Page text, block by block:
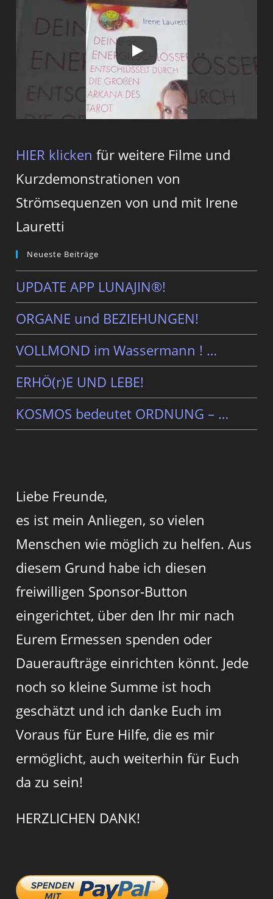
HIER klicken für weitere Filme und
Kurzdemonstrationen von
Strömsequenzen von und mit Irene
Lauretti
Neueste Beiträge
UPDATE APP LUNAJIN®!
ORGANE und BEZIEHUNGEN!
VOLLMOND im Wassermann ! …
ERHÖ(r)E UND LEBE!
KOSMOS bedeutet ORDNUNG – …
Liebe Freunde,
es ist mein Anliegen, so vielen
Menschen wie möglich zu helfen. Aus
diesem Grund habe ich diesen
freiwilligen Sponsor-Button
eingerichtet, über den Ihr mir nach
Eurem Ermessen spenden oder
Daueraufträge einrichten könnt. Jede
noch so kleine Summe ist hoch
geschätzt und ich danke Euch im
Voraus für Eure Hilfe, die es mir
ermöglicht, auch weiterhin für Euch
da zu sein!
HERZLICHEN DANK!